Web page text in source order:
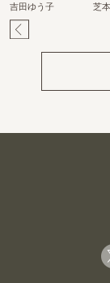
吉田ゆう子 芝